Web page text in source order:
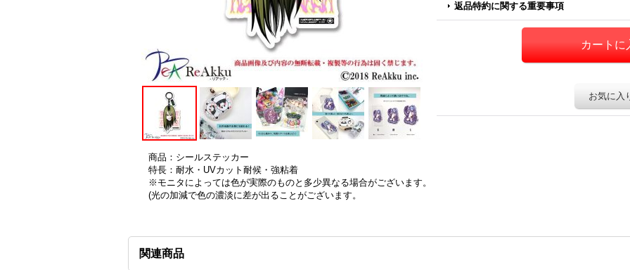
返品特約に関する重要事項
お気に入
商品：シールステッカー
特長：耐水・UVカット耐候・強粘着
※モニタによっては色が実際のものと多少異なる場合がございます。
(光の加減で色の濃淡に差が出ることがございます。
関連商品